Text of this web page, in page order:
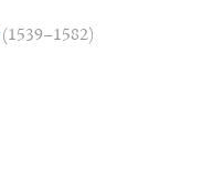
(1539–1582)